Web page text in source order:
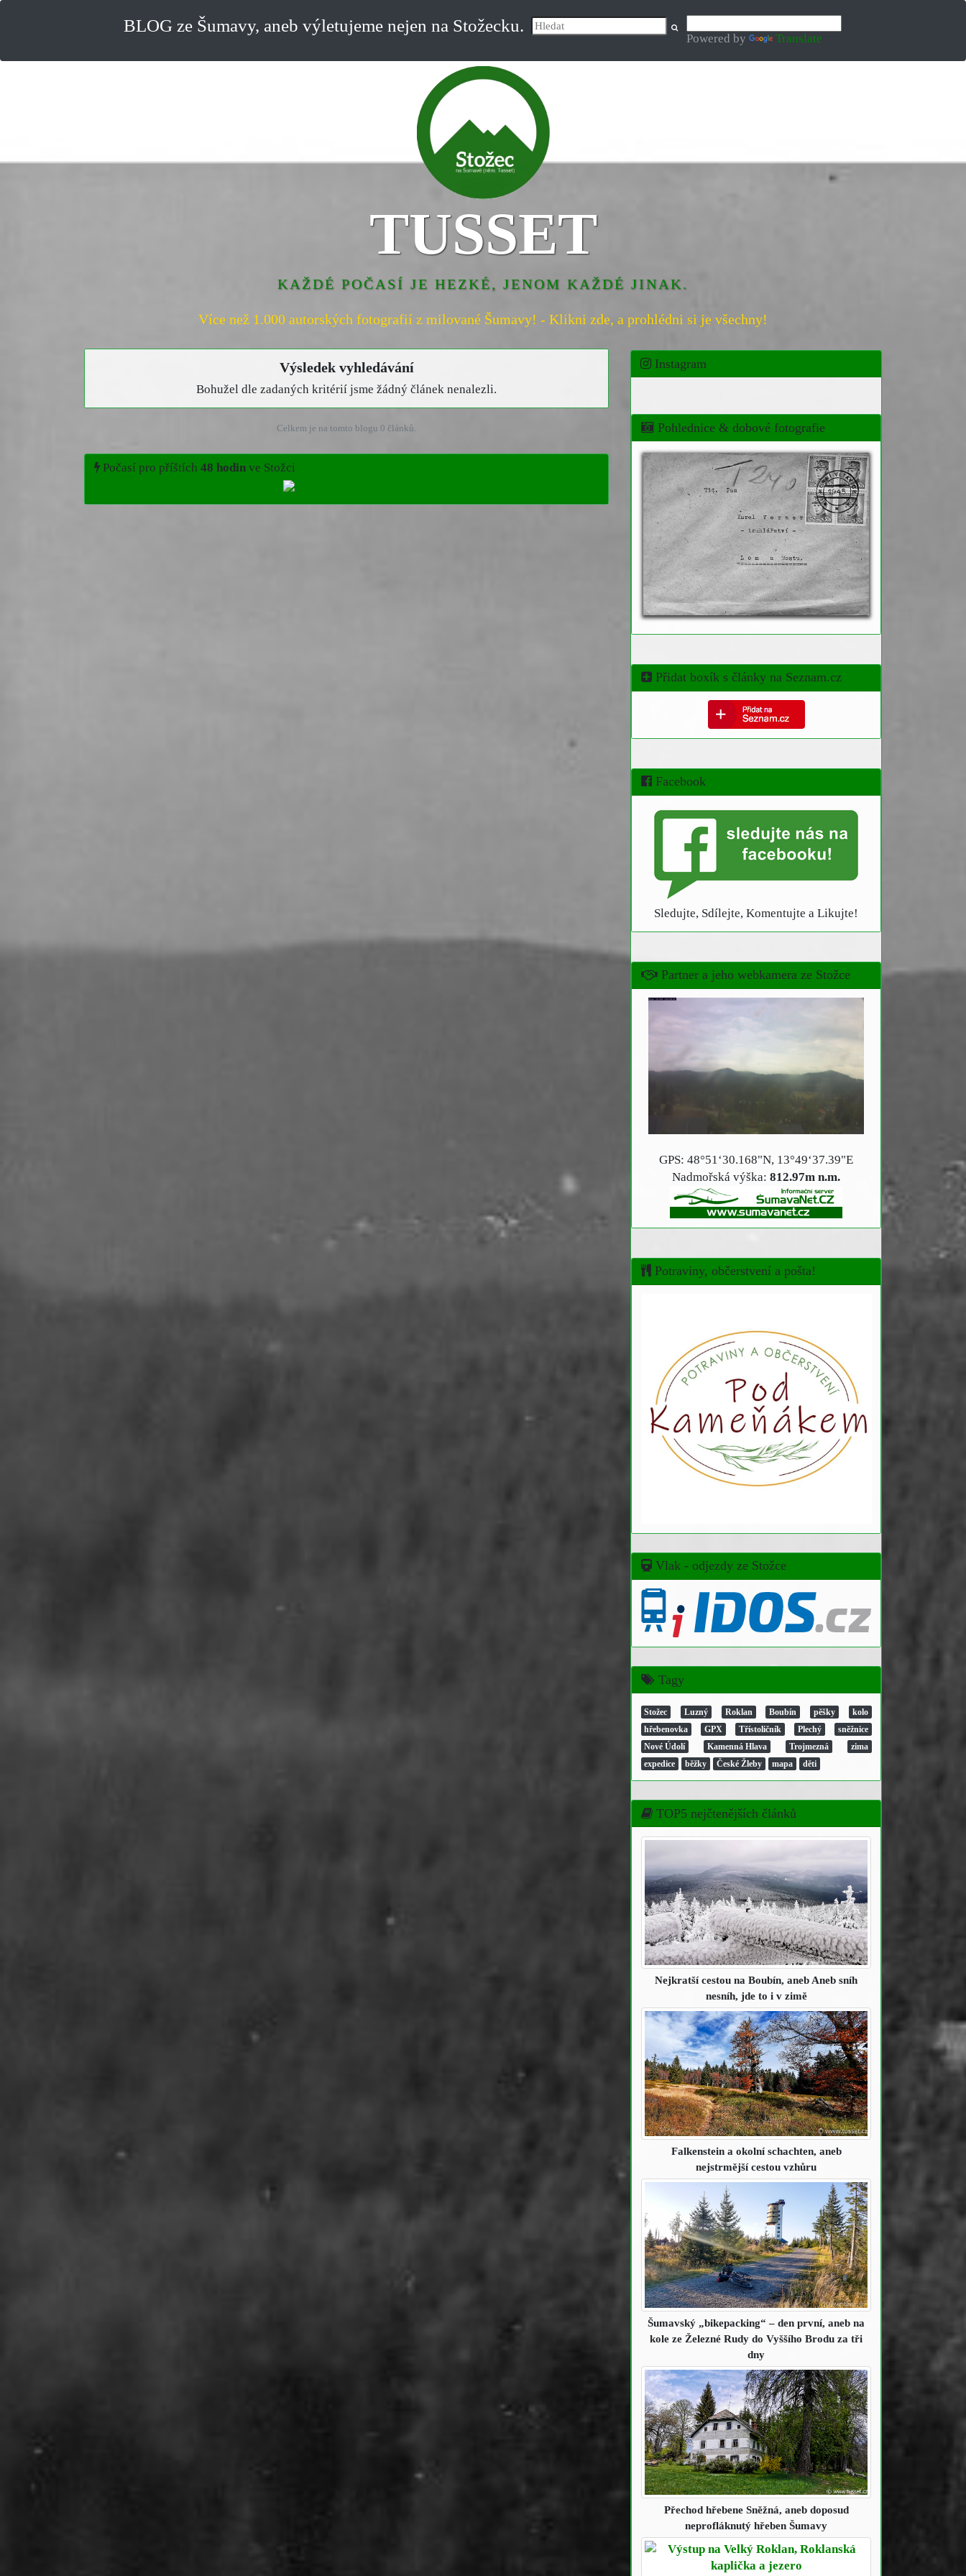
BLOG ze Šumavy, aneb výletujeme nejen na Stožecku.
Powered by Translate
TUSSET
KAŽDÉ POČASÍ JE HEZKÉ, JENOM KAŽDÉ JINAK.
Více než 1.000 autorských fotografií z milované Šumavy! - Klikni zde, a prohlédni si je všechny!
Výsledek vyhledávání
Bohužel dle zadaných kritérií jsme žádný článek nenalezli.
Celkem je na tomto blogu 0 článků.
Počasí pro příštích 48 hodinve Stožci
Instagram
Pohlednice & dobové fotografie
Přidat boxík s články na Seznam.cz
Facebook
Sledujte, Sdílejte, Komentujte a Likujte!
Partner a jeho webkamera ze Stožce
GPS: 48°51‘30.168"N, 13°49‘37.39"E
Nadmořská výška: 812.97m n.m.
Potraviny, občerstvení a pošta!
Vlak - odjezdy ze Stožce
Tagy
Stožec Luzný Roklan Boubín pěšky
kolo
hřebenovka
GPX Třístoličník Plechý
sněžnice
Nové Údolí
Kamenná Hlava Trojmezná
zima
expedice
běžky České Žleby mapa děti
TOP5 nejčtenějších článků
Nejkratší cestou na Boubín, aneb Aneb sníh
nesníh, jde to i v zimě
Falkenstein a okolní schachten, aneb
nejstrmější cestou vzhůru
Šumavský „bikepacking“ – den první, aneb na
kole ze Železné Rudy do Vyššího Brodu za tři
dny
Přechod hřebene Sněžná, aneb doposud
neprofláknutý hřeben Šumavy